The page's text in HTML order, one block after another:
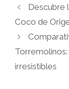
Descubre
Coco de
irresistibles